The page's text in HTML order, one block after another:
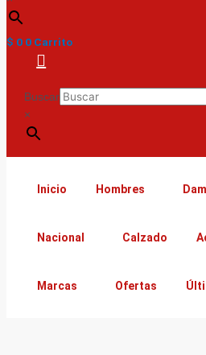
$ 0 0 Carrito
Buscar
×
Inicio Hombres
Nacional Calzado
Marcas Ofertas